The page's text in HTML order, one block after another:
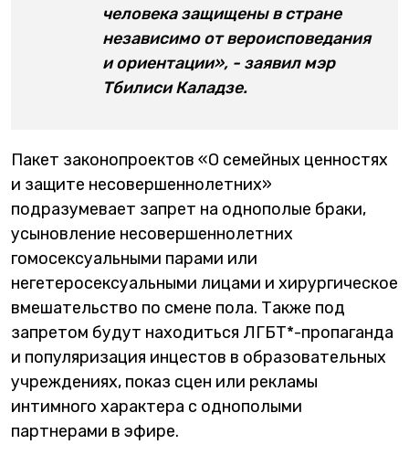
человека защищены в стране
независимо от вероисповедания
и ориентации», - заявил мэр
Тбилиси Каладзе.
Пакет законопроектов «О семейных ценностях
и защите несовершеннолетних»
подразумевает запрет на однополые браки,
усыновление несовершеннолетних
гомосексуальными парами или
негетеросексуальными лицами и хирургическое
вмешательство по смене пола. Также под
запретом будут находиться ЛГБТ*-пропаганда
и популяризация инцестов в образовательных
учреждениях, показ сцен или рекламы
интимного характера с однополыми
партнерами в эфире.